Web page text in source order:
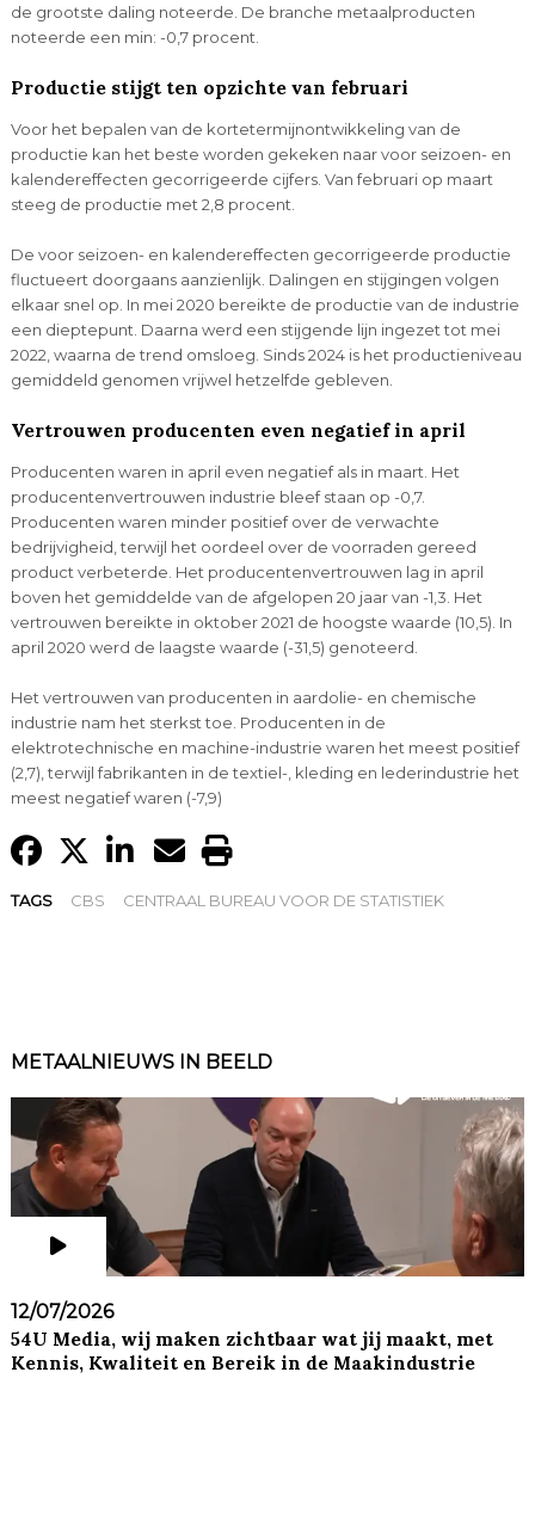
de grootste daling noteerde. De branche metaalproducten
noteerde een min: -0,7 procent.
Productie stijgt ten opzichte van februari
Voor het bepalen van de kortetermijnontwikkeling van de
productie kan het beste worden gekeken naar voor seizoen- en
kalendereffecten gecorrigeerde cijfers. Van februari op maart
steeg de productie met 2,8 procent.
De voor seizoen- en kalendereffecten gecorrigeerde productie
fluctueert doorgaans aanzienlijk. Dalingen en stijgingen volgen
elkaar snel op. In mei 2020 bereikte de productie van de industrie
een dieptepunt. Daarna werd een stijgende lijn ingezet tot mei
2022, waarna de trend omsloeg. Sinds 2024 is het productieniveau
gemiddeld genomen vrijwel hetzelfde gebleven.
Vertrouwen producenten even negatief in april
Producenten waren in april even negatief als in maart. Het
producentenvertrouwen industrie bleef staan op -0,7.
Producenten waren minder positief over de verwachte
bedrijvigheid, terwijl het oordeel over de voorraden gereed
product verbeterde. Het producentenvertrouwen lag in april
boven het gemiddelde van de afgelopen 20 jaar van -1,3. Het
vertrouwen bereikte in oktober 2021 de hoogste waarde (10,5). In
april 2020 werd de laagste waarde (-31,5) genoteerd.
Het vertrouwen van producenten in aardolie- en chemische
industrie nam het sterkst toe. Producenten in de
elektrotechnische en machine-industrie waren het meest positief
(2,7), terwijl fabrikanten in de textiel-, kleding en lederindustrie het
meest negatief waren (-7,9)
TAGS CBS CENTRAAL BUREAU VOOR DE STATISTIEK
METAALNIEUWS IN BEELD
12/07/2026
54U Media, wij maken zichtbaar wat jij maakt, met
Kennis, Kwaliteit en Bereik in de Maakindustrie